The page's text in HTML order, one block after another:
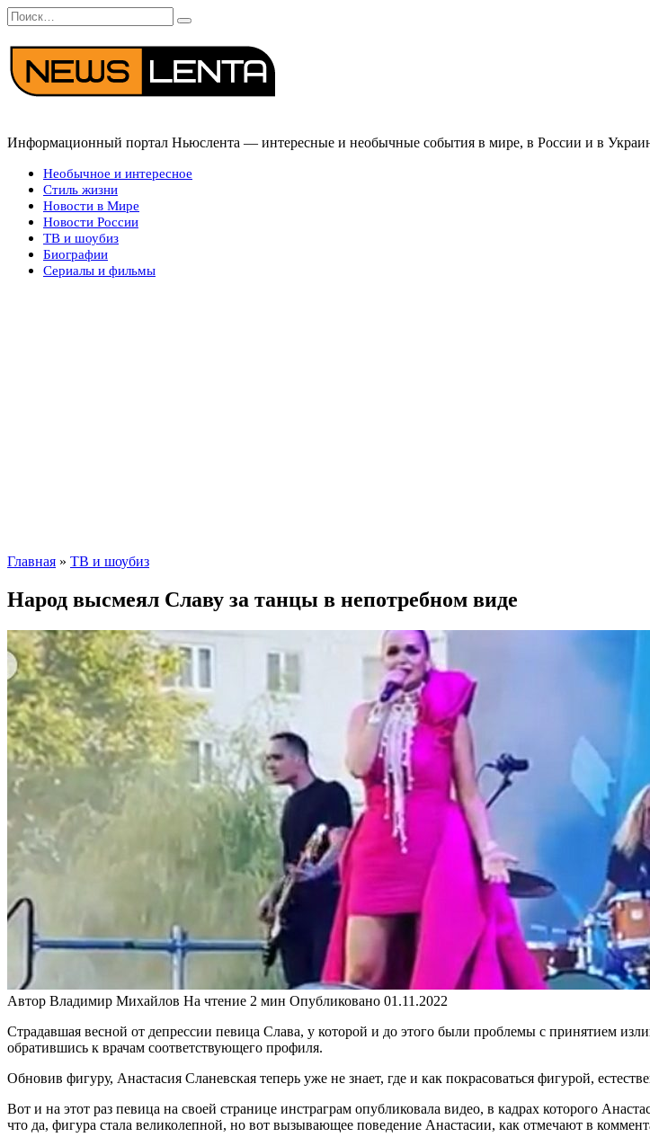
Перейти
к
содержанию
Search
for:
Информационный портал Ньюслента — интересные и необычные события в мире, в России и в
Необычное и интересное
Стиль жизни
Новости в Мире
Новости России
ТВ и шоубиз
Биографии
Сериалы и фильмы
Главная » ТВ и шоубиз
Народ высмеял Славу за танцы в непотребном виде
Автор Владимир Михайлов На чтение 2 мин Опубликовано 01.11.2022
Страдавшая весной от депрессии певица Слава, у которой и до этого были проблемы с принятием
обратившись к врачам соответствующего профиля.
Обновив фигуру, Анастасия Сланевская теперь уже не знает, где и как покрасоваться фигурой,
Вот и на этот раз певица на своей странице инстраграм опубликовала видео, в кадрах которого
что да, фигура стала великолепной, но вот вызывающее поведение Анастасии, как отмечают в